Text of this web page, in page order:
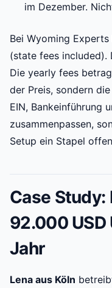
im Dezember.
Bei Wyoming
(state fees included).
Die yearly fees
der Preis, sondern
EIN, Bankeinführung
zusammenpassen,
Setup ein Stapel
Case Study:
92.000
Jahr
Lena aus Köln